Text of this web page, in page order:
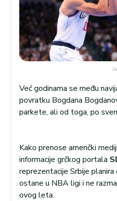
Već godinama se među
povratku Bogdana
parkete, ali od toga, po
Kako prenose američki
informacije grčkog portala
reprezentacije Srbije planira
ostane u NBA ligi i ne
ovog leta.